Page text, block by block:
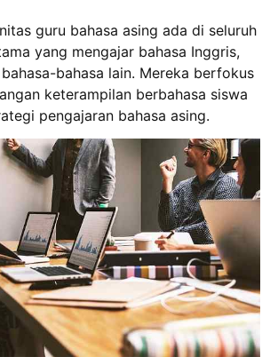
guru bahasa asing ada di seluruh
yang mengajar bahasa Inggris,
bahasa lain. Mereka berfokus
keterampilan berbahasa siswa
pengajaran bahasa asing.